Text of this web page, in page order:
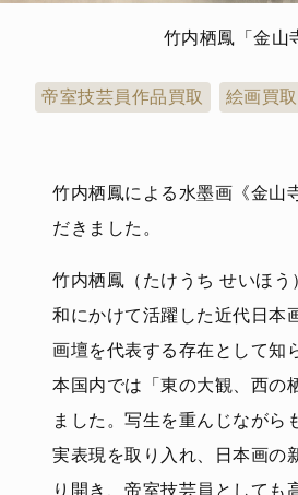
竹内栖鳳「金山
帝室技芸員作品買取 絵画買取
竹内栖鳳による水墨画《金山
だきました。
竹内栖鳳（たけうち せいほう
和にかけて活躍した近代日本
画壇を代表する存在として知
本国内では「東の大観、西の
ました。写生を重んじながら
実表現を取り入れ、日本画の
り開き、帝室技芸員としても